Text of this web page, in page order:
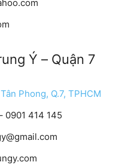
Ý – Quận 7
Phong, Q.7, TPHCM
0901 414 145